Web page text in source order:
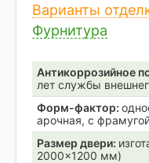
Варианты
Фурнитура
Антикоррозийное
лет службы
Форм-фактор:
арочная, с
Размер двери:
2000×1200 мм)